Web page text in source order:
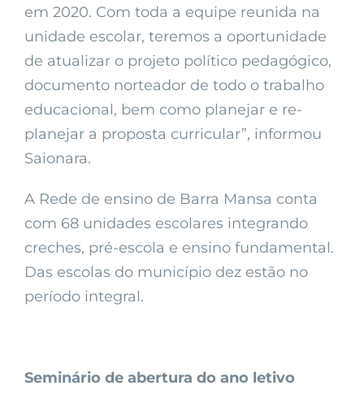
em 2020. Com toda a equipe reunida na
unidade escolar, teremos a oportunidade
de atualizar o projeto político pedagógico,
documento norteador de todo o trabalho
educacional, bem como planejar e re-
planejar a proposta curricular”, informou
Saionara.
A Rede de ensino de Barra Mansa conta
com 68 unidades escolares integrando
creches, pré-escola e ensino fundamental.
Das escolas do município dez estão no
período integral.
Seminário de abertura do ano letivo